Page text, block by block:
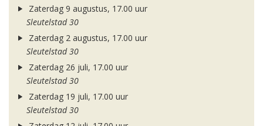
Zaterdag 9 augustus, 17.00 uur
Sleutelstad 30
Zaterdag 2 augustus, 17.00 uur
Sleutelstad 30
Zaterdag 26 juli, 17.00 uur
Sleutelstad 30
Zaterdag 19 juli, 17.00 uur
Sleutelstad 30